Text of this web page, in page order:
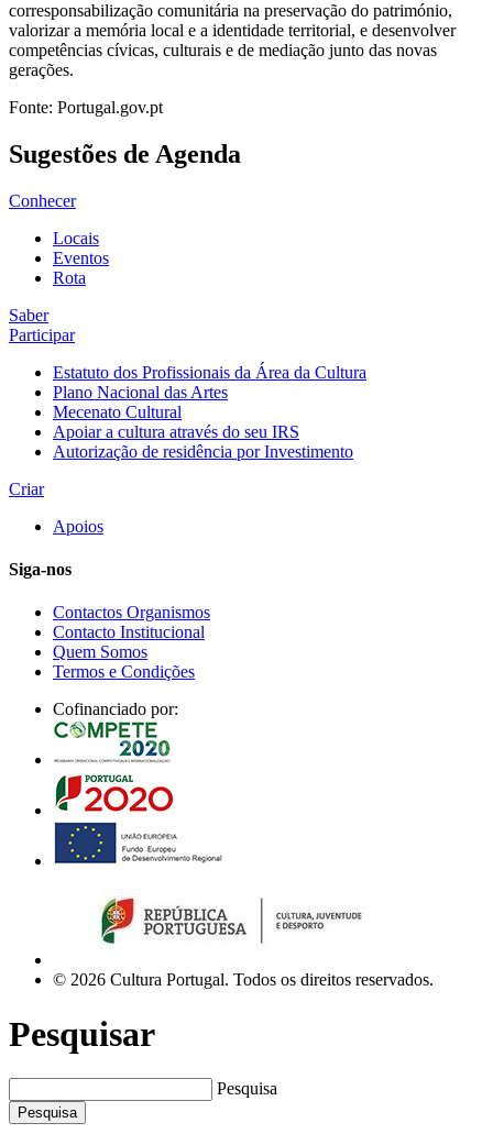
corresponsabilização comunitária na preservação do património,
valorizar a memória local e a identidade territorial, e desenvolver
competências cívicas, culturais e de mediação junto das novas
gerações.
Fonte: Portugal.gov.pt
Sugestões de Agenda
Conhecer
Locais
Eventos
Rota
Saber
Participar
Estatuto dos Profissionais da Área da Cultura
Plano Nacional das Artes
Mecenato Cultural
Apoiar a cultura através do seu IRS
Autorização de residência por Investimento
Criar
Apoios
Siga-nos
Contactos Organismos
Contacto Institucional
Quem Somos
Termos e Condições
Cofinanciado por:
© 2026 Cultura Portugal. Todos os direitos reservados.
Pesquisar
Pesquisa
Pesquisa